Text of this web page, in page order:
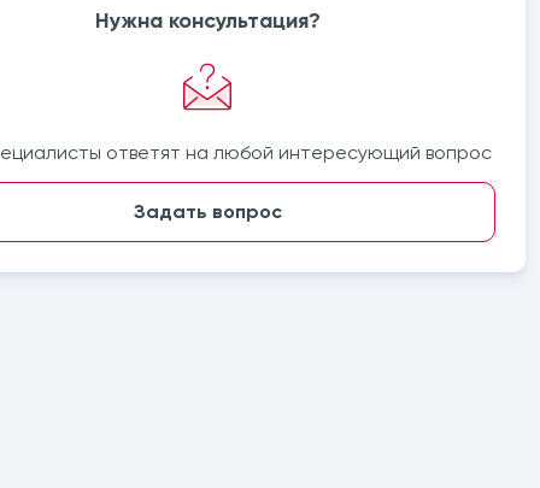
Нужна консультация?
ответят на любой интересующий вопрос
Задать вопрос